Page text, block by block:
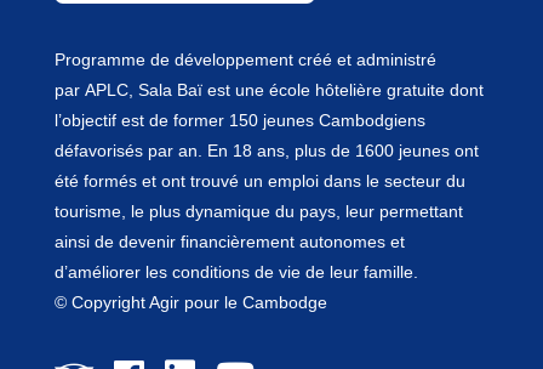
Programme de développement créé et administré
par APLC, Sala Baï est une école hôtelière gratuite dont
l’objectif est de former 150 jeunes Cambodgiens
défavorisés par an. En 18 ans, plus de 1600 jeunes ont
été formés et ont trouvé un emploi dans le secteur du
tourisme, le plus dynamique du pays, leur permettant
ainsi de devenir financièrement autonomes et
d’améliorer les conditions de vie de leur famille.
© Copyright Agir pour le Cambodge